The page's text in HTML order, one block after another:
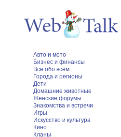
Авто и мото
Бизнес и финансы
Всё обо всём
Города и регионы
Дети
Домашние животные
Женские форумы
Знакомства и встречи
Игры
Искусство и культура
Кино
Кланы